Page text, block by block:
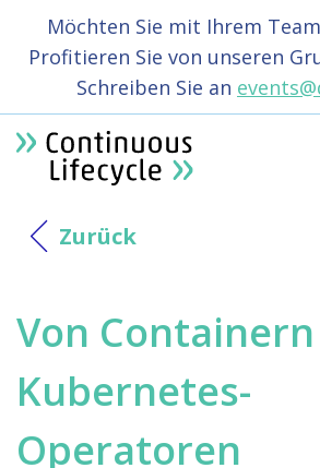
Möchten Sie mit Ihrem
Profitieren Sie von unseren
Schreiben Sie an
Zurück
Von
Kubernetes-
Operatoren